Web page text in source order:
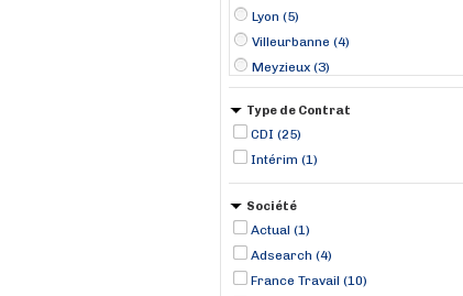
Lyon (5)
Villeurbanne (4)
Meyzieux (3)
Saint-Maurice-de-Beynost (3)
Genas (2)
Bourg-en-Bresse (1)
Colombier (1)
Type de Contrat
CDI (25)
Intérim (1)
Société
Actual (1)
Adsearch (4)
France Travail (10)